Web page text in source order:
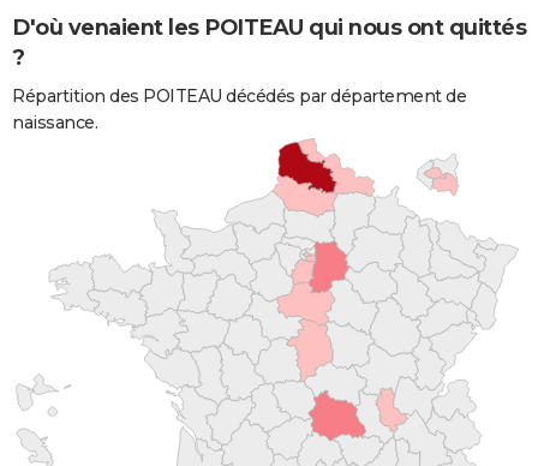
D'où venaient les POITEAU qui nous ont quittés
?
Répartition des POITEAU décédés par département de
naissance.